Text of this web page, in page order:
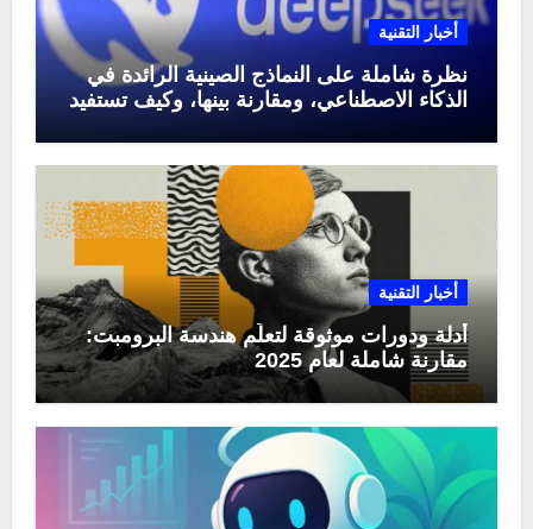
أخبار التقنية
نظرة شاملة على النماذج الصينية الرائدة في
الذكاء الاصطناعي، ومقارنة بينها، وكيف تستفيد
أخبار التقنية
أدلة ودورات موثوقة لتعلّم هندسة البرومبت:
مقارنة شاملة لعام 2025